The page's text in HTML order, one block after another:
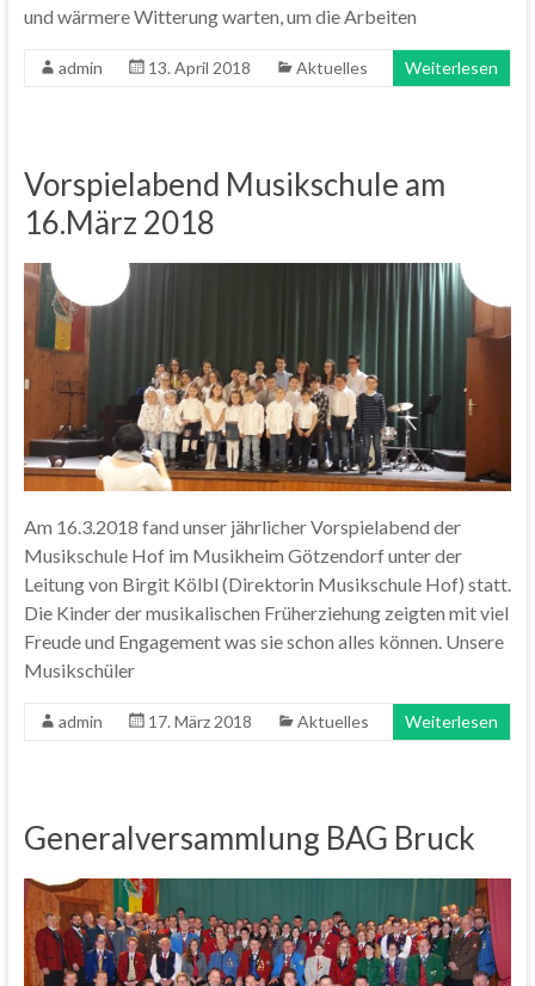
und wärmere Witterung warten, um die Arbeiten
admin 13. April 2018 Aktuelles Weiterlesen
Vorspielabend Musikschule am
16.März 2018
Am 16.3.2018 fand unser jährlicher Vorspielabend der
Musikschule Hof im Musikheim Götzendorf unter der
Leitung von Birgit Kölbl (Direktorin Musikschule Hof) statt.
Die Kinder der musikalischen Früherziehung zeigten mit viel
Freude und Engagement was sie schon alles können. Unsere
Musikschüler
admin 17. März 2018 Aktuelles Weiterlesen
Generalversammlung BAG Bruck